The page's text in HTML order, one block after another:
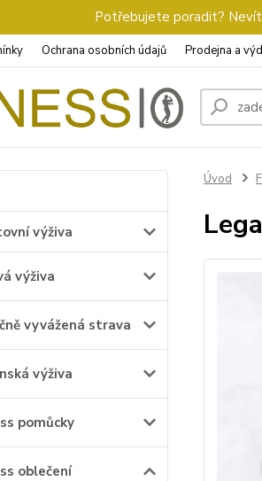
Potřebujete poradit?
Ochrana osobních údajů Prodejna a
výživa
výživa
vyvážená strava
výživa
pomůcky
oblečení
Úvod